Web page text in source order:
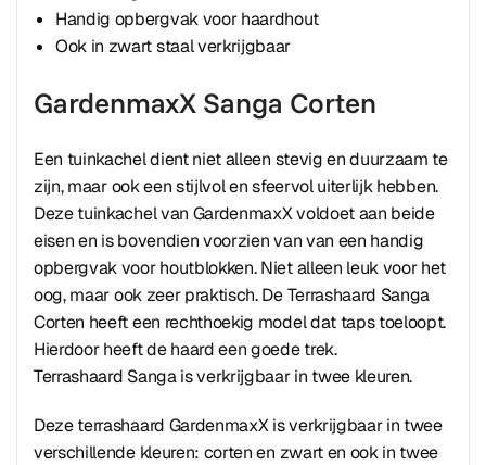
Handig opbergvak voor haardhout
Ook in zwart staal verkrijgbaar
GardenmaxX Sanga Corten
Een tuinkachel dient niet alleen stevig en duurzaam te
zijn, maar ook een stijlvol en sfeervol uiterlijk hebben.
Deze tuinkachel van GardenmaxX voldoet aan beide
eisen en is bovendien voorzien van van een handig
opbergvak voor houtblokken. Niet alleen leuk voor het
oog, maar ook zeer praktisch. De Terrashaard Sanga
Corten heeft een rechthoekig model dat taps toeloopt.
Hierdoor heeft de haard een goede trek.
Terrashaard Sanga is verkrijgbaar in twee kleuren.
Deze terrashaard GardenmaxX is verkrijgbaar in twee
verschillende kleuren: corten en zwart en ook in twee